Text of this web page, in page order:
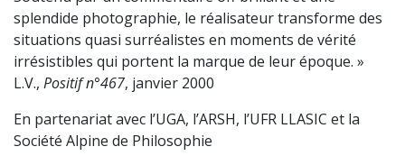
splendide photographie, le réalisateur transforme des
situations quasi surréalistes en moments de vérité
irrésistibles qui portent la marque de leur époque. »
L.V., Positif n°467, janvier 2000
En partenariat avec l’UGA, l’ARSH, l’UFR LLASIC et la
Société Alpine de Philosophie